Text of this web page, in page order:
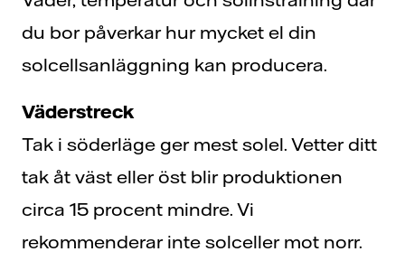
du bor påverkar hur mycket el din
solcellsanläggning kan producera.
Väderstreck
Tak i söderläge ger mest solel. Vetter ditt
tak åt väst eller öst blir produktionen
circa 15 procent mindre. Vi
rekommenderar inte solceller mot norr.